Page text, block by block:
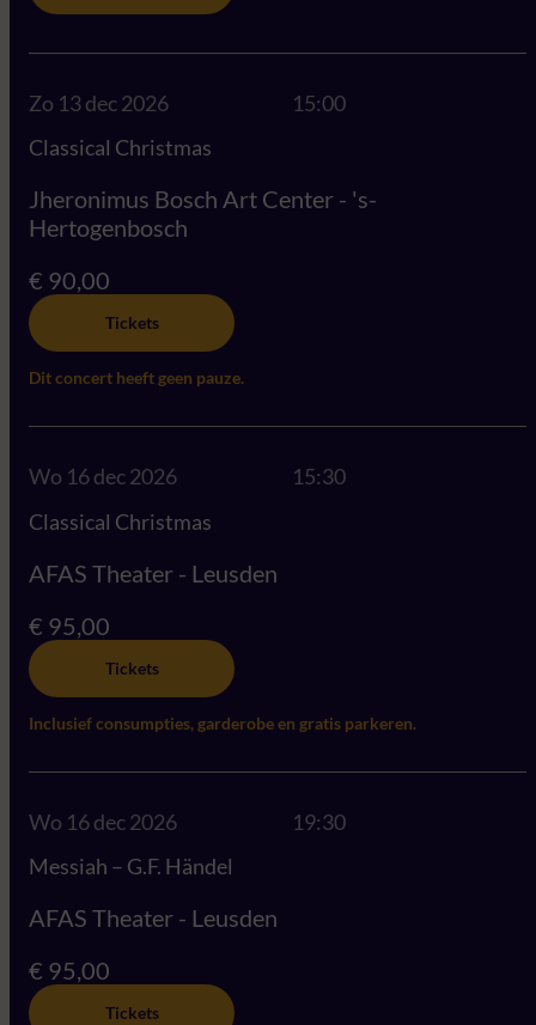
Zo 13 dec 2026
15:00
Classical Christmas
Jheronimus Bosch Art Center - 's-
Hertogenbosch
€ 90,00
Tickets
Dit concert heeft geen pauze.
Wo 16 dec 2026
15:30
Classical Christmas
AFAS Theater - Leusden
€ 95,00
Tickets
Inclusief consumpties, garderobe en gratis parkeren.
Wo 16 dec 2026
19:30
Messiah – G.F. Händel
AFAS Theater - Leusden
€ 95,00
Tickets